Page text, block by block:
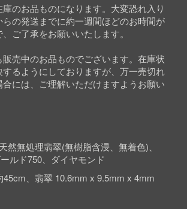
のお品ものになります。大変恐れ入り
らの発送までに約一週間ほどのお時間が
ご了承をお願いいたします。
販売中のお品ものでございます。在庫状
るようにしておりますが、万一売切れ
合には、ご理解いただけますようお願い
然無処理翡翠(無樹脂含浸、無着色)、
ルド750、ダイヤモンド
45cm、翡翠 10.6mm x 9.5mm x 4mm